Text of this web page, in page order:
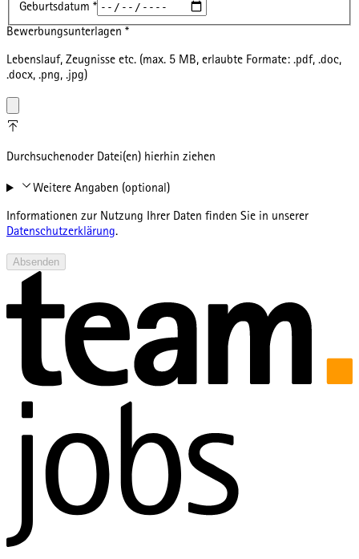
Geburtsdatum *
Bewerbungsunterlagen *
Lebenslauf, Zeugnisse etc. (max. 5 MB, erlaubte Formate: .pdf, .doc,
.docx, .png, .jpg)
Durchsuchenoder Datei(en) hierhin ziehen
Weitere Angaben (optional)
Informationen zur Nutzung Ihrer Daten finden Sie in unserer
Datenschutzerklärung.
Absenden